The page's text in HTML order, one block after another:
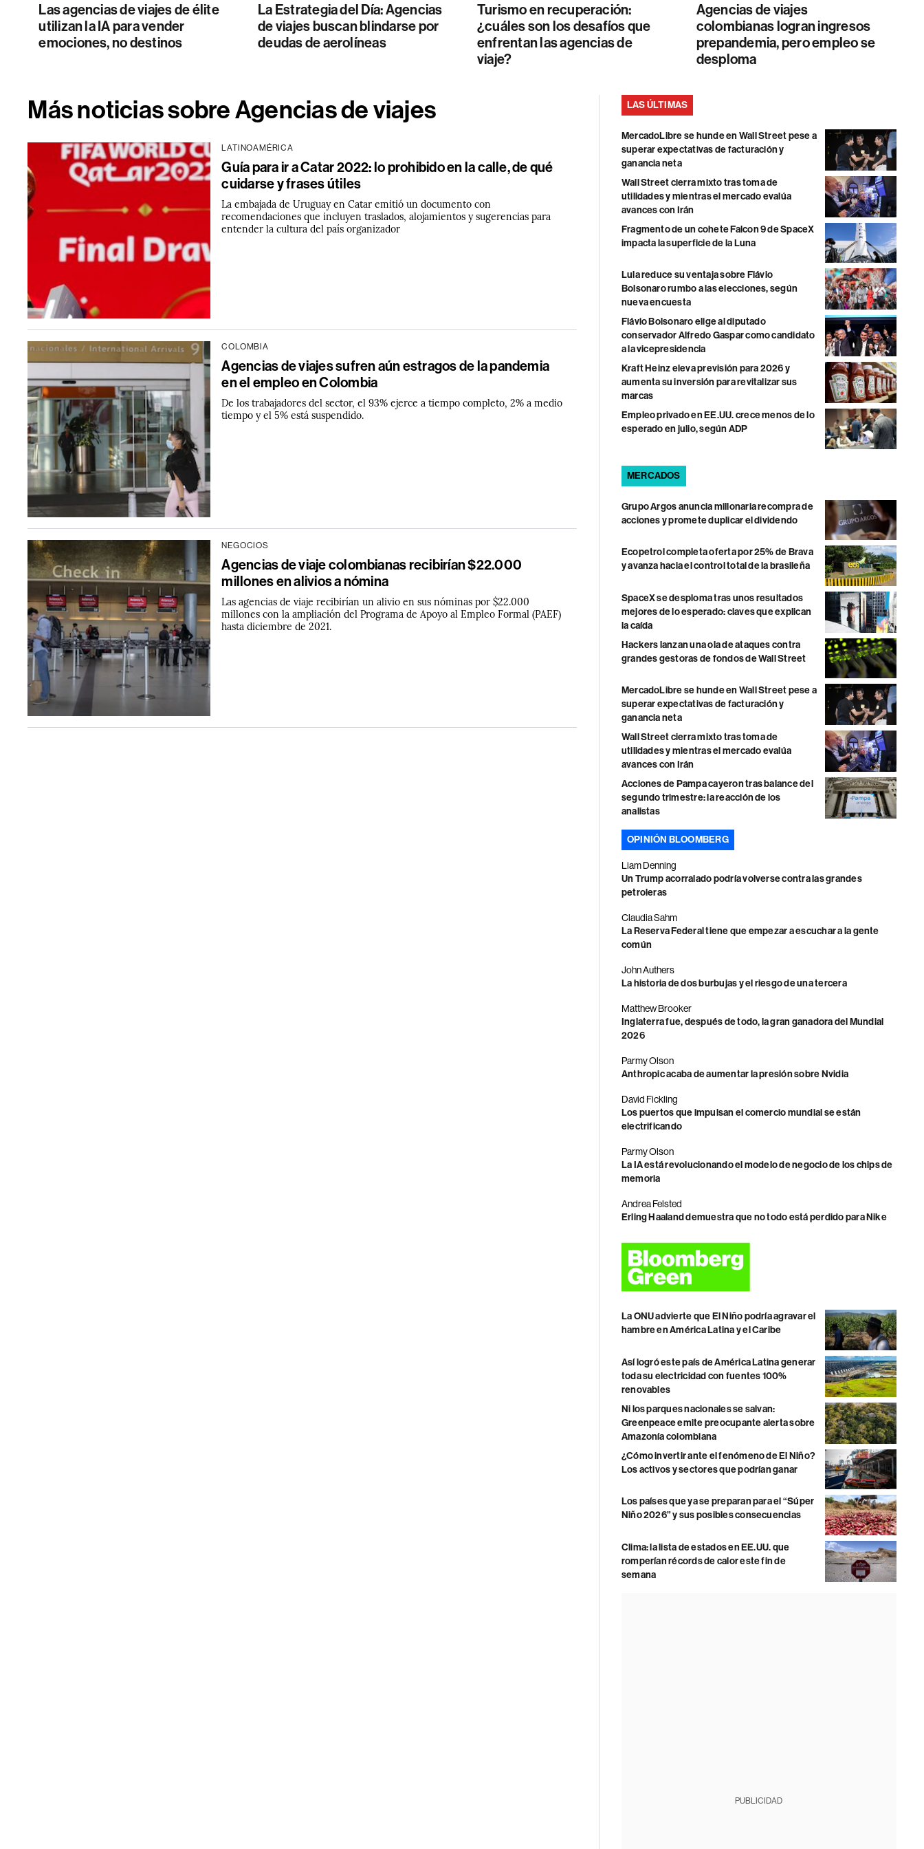
Las agencias de viajes de élite
utilizan la IA para vender
emociones, no destinos
La Estrategia del Día: Agencias
de viajes buscan blindarse por
deudas de aerolíneas
Turismo en recuperación:
¿cuáles son los desafíos que
enfrentan las agencias de
viaje?
Agencias de viajes
colombianas logran ingresos
prepandemia, pero empleo se
desploma
Más noticias sobre Agencias de viajes
LATINOAMÉRICA
Guía para ir a Catar 2022: lo prohibido en la calle, de qué
cuidarse y frases útiles
La embajada de Uruguay en Catar emitió un documento con
recomendaciones que incluyen traslados, alojamientos y sugerencias para
entender la cultura del país organizador
COLOMBIA
Agencias de viajes sufren aún estragos de la pandemia
en el empleo en Colombia
De los trabajadores del sector, el 93% ejerce a tiempo completo, 2% a medio
tiempo y el 5% está suspendido.
NEGOCIOS
Agencias de viaje colombianas recibirían $22.000
millones en alivios a nómina
Las agencias de viaje recibirían un alivio en sus nóminas por $22.000
millones con la ampliación del Programa de Apoyo al Empleo Formal (PAEF)
hasta diciembre de 2021.
LAS ÚLTIMAS
MercadoLibre se hunde en Wall Street pese a
superar expectativas de facturación y
ganancia neta
Wall Street cierra mixto tras toma de
utilidades y mientras el mercado evalúa
avances con Irán
Fragmento de un cohete Falcon 9 de SpaceX
impacta la superficie de la Luna
Lula reduce su ventaja sobre Flávio
Bolsonaro rumbo a las elecciones, según
nueva encuesta
Flávio Bolsonaro elige al diputado
conservador Alfredo Gaspar como candidato
a la vicepresidencia
Kraft Heinz eleva previsión para 2026 y
aumenta su inversión para revitalizar sus
marcas
Empleo privado en EE.UU. crece menos de lo
esperado en julio, según ADP
MERCADOS
Grupo Argos anuncia millonaria recompra de
acciones y promete duplicar el dividendo
Ecopetrol completa oferta por 25% de Brava
y avanza hacia el control total de la brasileña
SpaceX se desploma tras unos resultados
mejores de lo esperado: claves que explican
la caída
Hackers lanzan una ola de ataques contra
grandes gestoras de fondos de Wall Street
MercadoLibre se hunde en Wall Street pese a
superar expectativas de facturación y
ganancia neta
Wall Street cierra mixto tras toma de
utilidades y mientras el mercado evalúa
avances con Irán
Acciones de Pampa cayeron tras balance del
segundo trimestre: la reacción de los
analistas
OPINIÓN BLOOMBERG
Liam Denning
Un Trump acorralado podría volverse contra las grandes
petroleras
Claudia Sahm
La Reserva Federal tiene que empezar a escuchar a la gente
común
John Authers
La historia de dos burbujas y el riesgo de una tercera
Matthew Brooker
Inglaterra fue, después de todo, la gran ganadora del Mundial
2026
Parmy Olson
Anthropic acaba de aumentar la presión sobre Nvidia
David Fickling
Los puertos que impulsan el comercio mundial se están
electrificando
Parmy Olson
La IA está revolucionando el modelo de negocio de los chips de
memoria
Andrea Felsted
Erling Haaland demuestra que no todo está perdido para Nike
La ONU advierte que El Niño podría agravar el
hambre en América Latina y el Caribe
Así logró este país de América Latina generar
toda su electricidad con fuentes 100%
renovables
Ni los parques nacionales se salvan:
Greenpeace emite preocupante alerta sobre
Amazonía colombiana
¿Cómo invertir ante el fenómeno de El Niño?
Los activos y sectores que podrían ganar
Los países que ya se preparan para el “Súper
Niño 2026” y sus posibles consecuencias
Clima: la lista de estados en EE.UU. que
romperían récords de calor este fin de
semana
PUBLICIDAD